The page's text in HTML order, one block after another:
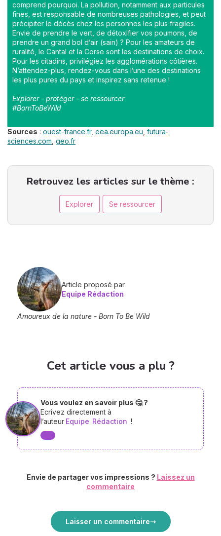
comprend pourquoi. La pollution, notamment aux particules
fines, est responsable de nombreuses pathologies, et peut
précipiter le décès chez les personnes les plus fragiles.
Envie de prendre le vert, de détoxifier vos poumons, de
prendre un grand bol d’air (sain) ? Pour les amateurs de
ruralité, le Cantal et la Corse sont les destinations de choix.
Pour les citadins, privilégiez les agglomérations côtières.
N’attendez-plus, rendez-vous dans l’une des destinations
les plus pures du pays et inspirez sans retenue !
Explorer - protéger - se ressourcer
#BornToBeWild
Sources : ouest-france.fr, eea.europa.eu futura-
sciences.com geo.fr
Retrouvez les articles sur le thème :
Explorer Se ressourcer
Article proposé par
Equipe Rédaction
Amoureux de la nature - Born To Be Wild
Cet article vous a plu ?
Vous voulez en savoir plus 🤔 ?
Ecrivez directement à
l’auteur Equipe Rédaction !
Envie de partager vos impressions ? Laissez un
commentaire
Laisser un commentaire